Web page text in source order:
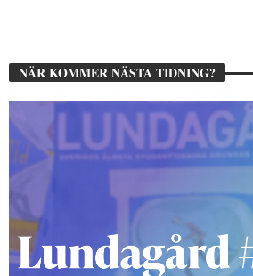
NÄR KOMMER NÄSTA TIDNING?